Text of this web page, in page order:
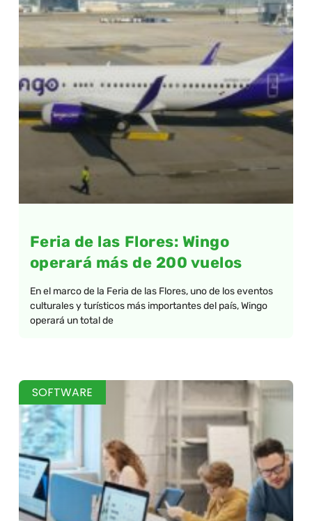
Feria de las Flores: Wingo
operará más de 200 vuelos
En el marco de la Feria de las Flores, uno de los eventos
culturales y turísticos más importantes del país, Wingo
operará un total de
SOFTWARE